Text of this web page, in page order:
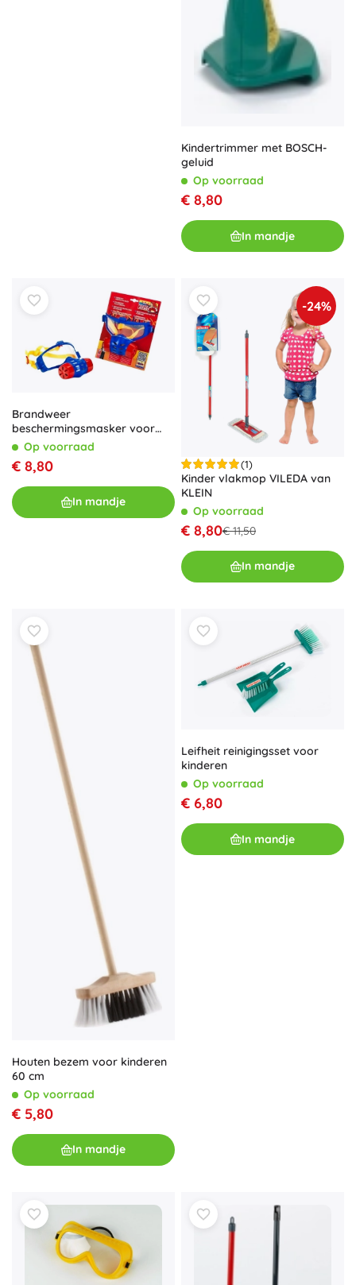
Kindertrimmer met BOSCH-
geluid
Op voorraad
€ 8,80
In mandje
Brandweer
beschermingsmasker voor
kinderen
Op voorraad
€ 8,80
In mandje
-24%
(1)
Kinder vlakmop VILEDA van
KLEIN
Op voorraad
€ 8,80€ 11,50
In mandje
Houten bezem voor kinderen
60 cm
Op voorraad
€ 5,80
In mandje
Leifheit reinigingsset voor
kinderen
Op voorraad
€ 6,80
In mandje